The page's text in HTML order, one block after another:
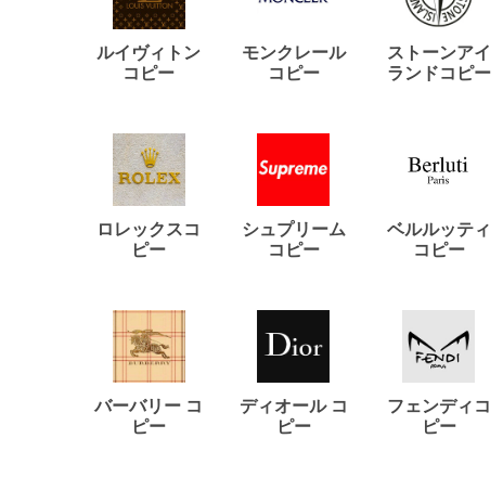
ルイヴィトン
コピー
モンクレール
コピー
ストーンアイ
ランドコピー
ロレックスコ
ピー
シュプリーム
コピー
ベルルッティ
コピー
バーバリー コ
ピー
ディオール コ
ピー
フェンディコ
ピー